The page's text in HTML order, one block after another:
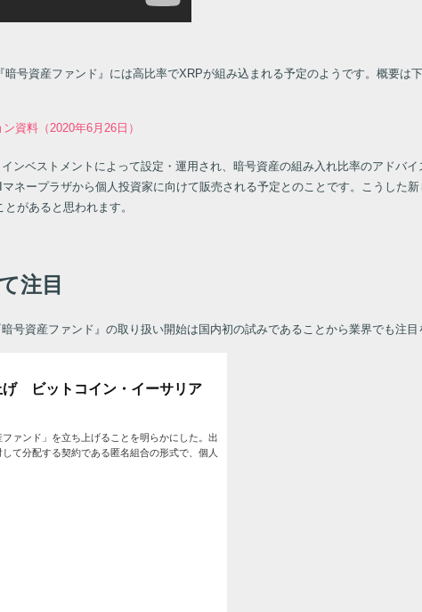
号資産ファンド』には高比率でXRPが組み込まれる予定のようです。概要は
資料（2020年6月26日）
ンベストメントによって設定・運用され、暗号資産の組み入れ比率のアドバ
ネープラザから個人投資家に向けて販売される予定とのことです。こうした
があると思われます。
注目
号資産ファンド』の取り扱い開始は国内初の試みであることから業界でも注
げ ビットコイン・イーサリア
ァンド」を立ち上げることを明らかにした。出
て分配する契約である匿名組合の形式で、個人